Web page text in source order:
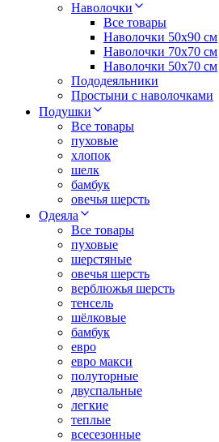
Наволочки
Все товары
Наволочки 50x90 см
Наволочки 70x70 cм
Наволочки 50х70 см
Пододеяльники
Простыни с наволочками
Подушки
Все товары
пуховые
хлопок
шелк
бамбук
овечья шерсть
Одеяла
Все товары
пуховые
шерстяные
овечья шерсть
верблюжья шерсть
тенсель
шёлковые
бамбук
евро
евро макси
полуторные
двуспальные
легкие
теплые
всесезонные